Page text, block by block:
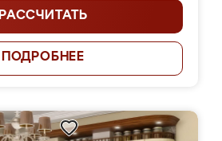
РАССЧИТАТЬ
ПОДРОБНЕЕ